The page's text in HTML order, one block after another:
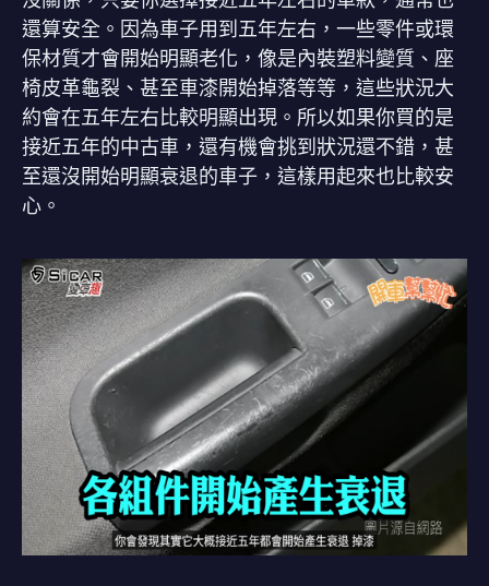
還算安全。因為車子用到五年左右，一些零件或環
保材質才會開始明顯老化，像是內裝塑料變質、座
椅皮革龜裂、甚至車漆開始掉落等等，這些狀況大
約會在五年左右比較明顯出現。所以如果你買的是
接近五年的中古車，還有機會挑到狀況還不錯，甚
至還沒開始明顯衰退的車子，這樣用起來也比較安
心。